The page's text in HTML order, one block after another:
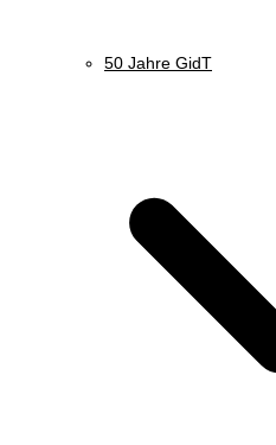
50 Jahre GidT